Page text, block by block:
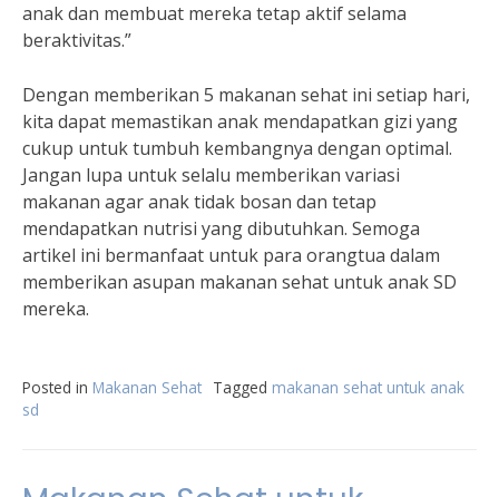
anak dan membuat mereka tetap aktif selama
beraktivitas.”
Dengan memberikan 5 makanan sehat ini setiap hari,
kita dapat memastikan anak mendapatkan gizi yang
cukup untuk tumbuh kembangnya dengan optimal.
Jangan lupa untuk selalu memberikan variasi
makanan agar anak tidak bosan dan tetap
mendapatkan nutrisi yang dibutuhkan. Semoga
artikel ini bermanfaat untuk para orangtua dalam
memberikan asupan makanan sehat untuk anak SD
mereka.
Posted in Makanan Sehat Tagged makanan sehat untuk anak
sd